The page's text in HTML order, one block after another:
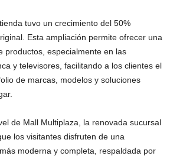
tuvo un crecimiento del 50%
Esta ampliación permite ofrecer una
productos, especialmente en las
y televisores, facilitando a los clientes el
de marcas, modelos y soluciones
de Mall Multiplaza, la renovada sucursal
los visitantes disfruten de una
moderna y completa, respaldada por